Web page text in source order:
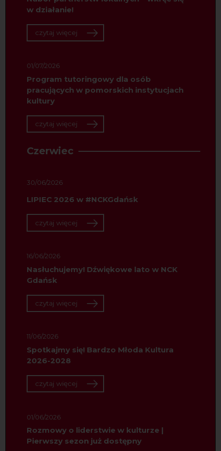
w działanie!
czytaj więcej
01/07/2026
Program tutoringowy dla osób
pracujących w pomorskich instytucjach
kultury
czytaj więcej
Czerwiec
30/06/2026
LIPIEC 2026 w #NCKGdańsk
czytaj więcej
16/06/2026
Nasłuchujemy! Dźwiękowe lato w NCK
Gdańsk
czytaj więcej
11/06/2026
Spotkajmy się! Bardzo Młoda Kultura
2026-2028
czytaj więcej
01/06/2026
Rozmowy o liderstwie w kulturze |
Pierwszy sezon już dostępny